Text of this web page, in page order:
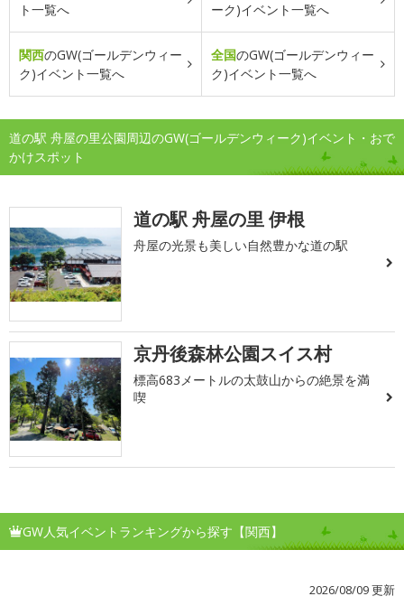
ト一覧へ
ーク)イベント一覧へ
関西のGW(ゴールデンウィー
ク)イベント一覧へ
全国のGW(ゴールデンウィー
ク)イベント一覧へ
道の駅 舟屋の里公園周辺のGW(ゴールデンウィーク)イベント・おで
かけスポット
道の駅 舟屋の里 伊根
舟屋の光景も美しい自然豊かな道の駅
京丹後森林公園スイス村
標高683メートルの太鼓山からの絶景を満
喫
GW人気イベントランキングから探す【関西】
2026/08/09 更新